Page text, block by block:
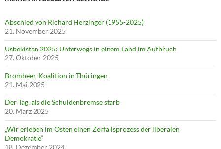
Abschied von Richard Herzinger (1955-2025)
21. November 2025
Usbekistan 2025: Unterwegs in einem Land im Aufbruch
27. Oktober 2025
Brombeer-Koalition in Thüringen
21. Mai 2025
Der Tag, als die Schuldenbremse starb
20. März 2025
„Wir erleben im Osten einen Zerfallsprozess der liberalen
Demokratie“
18. Dezember 2024